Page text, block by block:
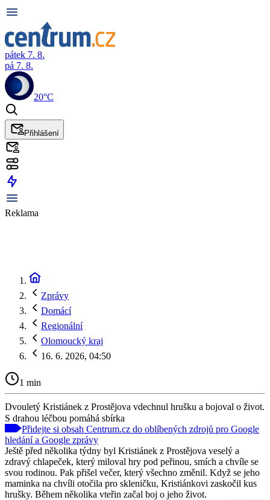
pátek 7. 8.
pá 7. 8.
20°C
Přihlášení
Reklama
Zprávy
Domácí
Regionální
Olomoucký kraj
16. 6. 2026, 04:50
1 min
Dvouletý Kristiánek z Prostějova vdechnul hrušku a bojoval o život.
S drahou léčbou pomáhá sbírka
Přidejte si obsah Centrum.cz do oblíbených zdrojů pro Google
hledání a Google zprávy
Ještě před několika týdny byl Kristiánek z Prostějova veselý a
zdravý chlapeček, který miloval hry pod peřinou, smích a chvíle se
svou rodinou. Pak přišel večer, který všechno změnil. Když se jeho
maminka na chvíli otočila pro skleničku, Kristiánkovi zaskočil kus
hrušky. Během několika vteřin začal boj o jeho život.